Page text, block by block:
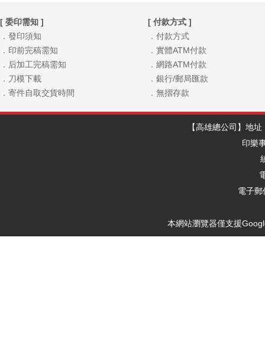
[ 委印需知 ]
．發印須知
．印前完稿需知
．后加工完稿需知
．刀模下載
．寄件自取交貨時間
[ 付款方式 ]
．付款方式
．實體ATM付款
．網路ATM付款
．銀行/郵局匯款
．無摺存款
【高雄總公司】地
印樂
電子
本網站瀏覽器僅支援